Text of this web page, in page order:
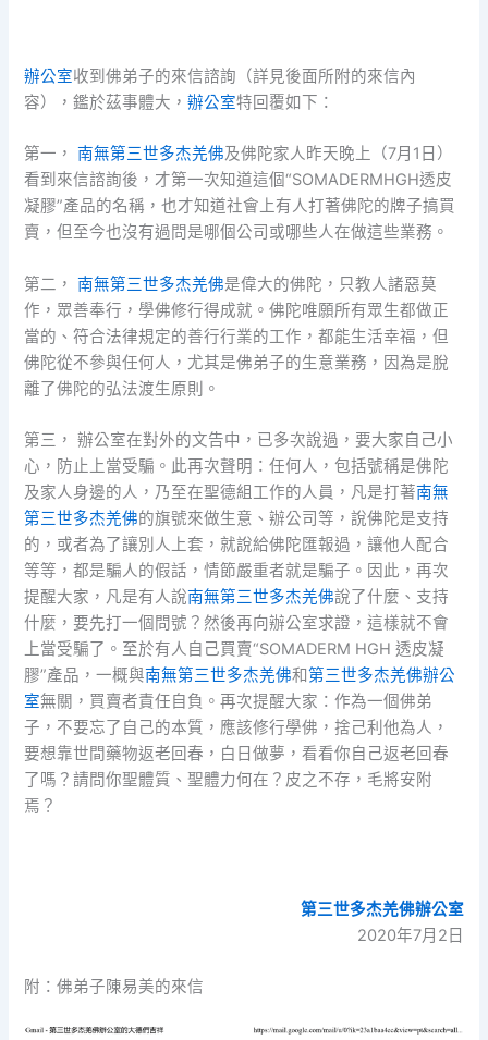
辦公室收到佛弟子的來信諮詢（詳見後面所附的來信內
容），鑑於茲事體大，辦公室特回覆如下：
第一，南無第三世多杰羌佛及佛陀家人昨天晚上（7月1日）
看到來信諮詢後，才第一次知道這個“SOMADERMHGH透皮
凝膠”產品的名稱，也才知道社會上有人打著佛陀的牌子搞買
賣，但至今也沒有過問是哪個公司或哪些人在做這些業務。
第二， 南無第三世多杰羌佛是偉大的佛陀，只教人諸惡莫
作，眾善奉行，學佛修行得成就。佛陀唯願所有眾生都做正
當的、符合法律規定的善行行業的工作，都能生活幸福，但
佛陀從不參與任何人，尤其是佛弟子的生意業務，因為是脫
離了佛陀的弘法渡生原則。
第三， 辦公室在對外的文告中，已多次說過，要大家自己小
心，防止上當受騙。此再次聲明：任何人，包括號稱是佛陀
及家人身邊的人，乃至在聖德組工作的人員，凡是打著南無
第三世多杰羌佛的旗號來做生意、辦公司等，說佛陀是支持
的，或者為了讓別人上套，就說給佛陀匯報過，讓他人配合
等等，都是騙人的假話，情節嚴重者就是騙子。因此，再次
提醒大家，凡是有人說南無第三世多杰羌佛說了什麼、支持
什麼，要先打一個問號？然後再向辦公室求證，這樣就不會
上當受騙了。至於有人自己買賣“SOMADERM HGH 透皮凝
膠”產品，一概與南無第三世多杰羌佛和第三世多杰羌佛辦公
室無關，買賣者責任自負。再次提醒大家：作為一個佛弟
子，不要忘了自己的本質，應該修行學佛，捨己利他為人，
要想靠世間藥物返老回春，白日做夢，看看你自己返老回春
了嗎？請問你聖體質、聖體力何在？皮之不存，毛將安附
焉？
第三世多杰羌佛辦公室
2020年7月2日
附：佛弟子陳易美的來信